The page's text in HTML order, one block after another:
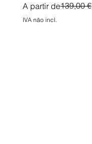
A partir de
Preço normal139,00 €
Preço promocional
IVA não incl.